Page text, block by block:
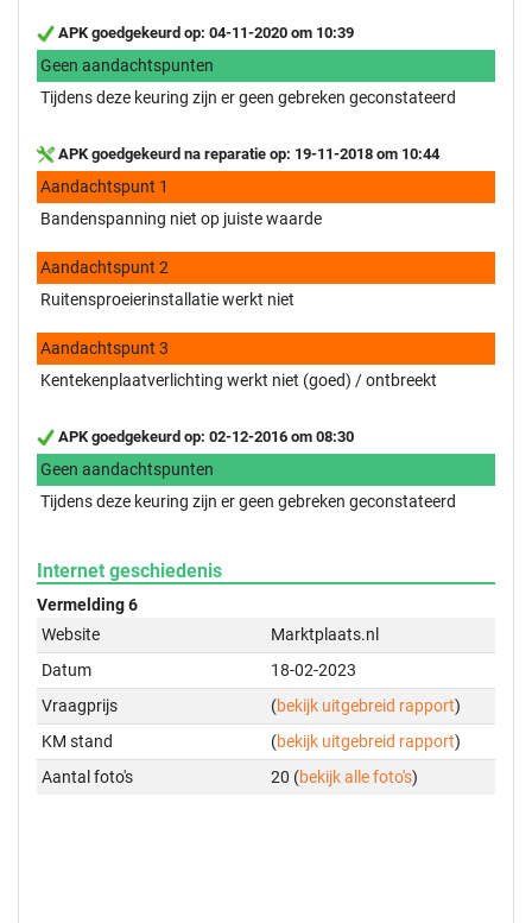
APK goedgekeurd op: 04-11-2020 om 10:39
Geen aandachtspunten
Tijdens deze keuring zijn er geen gebreken geconstateerd
APK goedgekeurd na reparatie op: 19-11-2018 om 10:44
Aandachtspunt 1
Bandenspanning niet op juiste waarde
Aandachtspunt 2
Ruitensproeierinstallatie werkt niet
Aandachtspunt 3
Kentekenplaatverlichting werkt niet (goed) / ontbreekt
APK goedgekeurd op: 02-12-2016 om 08:30
Geen aandachtspunten
Tijdens deze keuring zijn er geen gebreken geconstateerd
Internet geschiedenis
Vermelding 6
Website
Marktplaats.nl
Datum
18-02-2023
Vraagprijs
(bekijk uitgebreid rapport)
KM stand
(bekijk uitgebreid rapport)
Aantal foto's
20 (bekijk alle foto's)